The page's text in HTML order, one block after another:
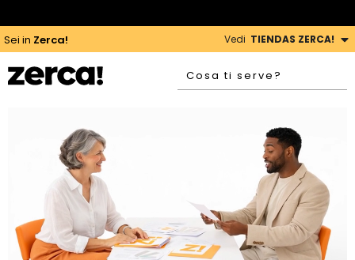
Sei in Zerca! Vedi TIENDAS ZERCA!